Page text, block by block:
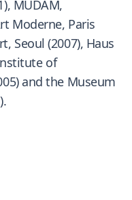
MUDAM,
Moderne, Paris
Seoul (2007), Haus
of
and the Museum